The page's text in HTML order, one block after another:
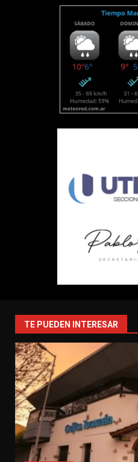
TE PUEDEN INTERESAR